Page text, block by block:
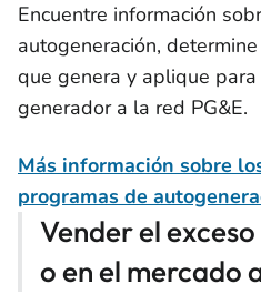
Encuentre información
autogeneración,
que genera y aplique
generador a la red PG&E.
Más información sobre
programas de
Vender el
o en el mercado